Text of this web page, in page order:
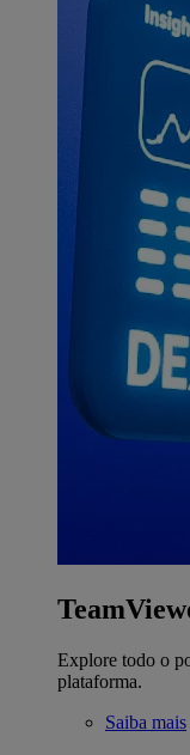
Explore todo o
plataforma.
Saiba mais